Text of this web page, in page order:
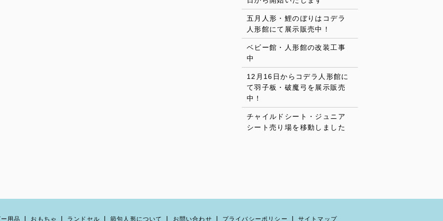
五月人形・鯉のぼりはコデラ
人形館にて展示販売中！
ベビー館・人形館の改装工事
中
12月16日からコデラ人形館に
て羽子板・破魔弓を展示販売
中！
チャイルドシート・ジュニア
シート売り場を移動しました
用品 おもちゃ ランドセル 節句人形について お問い合わせ プライバシーポリシー サイトマップ